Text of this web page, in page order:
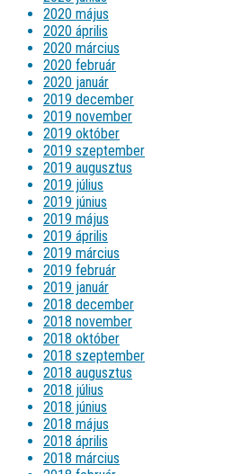
2020 május
2020 április
2020 március
2020 február
2020 január
2019 december
2019 november
2019 október
2019 szeptember
2019 augusztus
2019 július
2019 június
2019 május
2019 április
2019 március
2019 február
2019 január
2018 december
2018 november
2018 október
2018 szeptember
2018 augusztus
2018 július
2018 június
2018 május
2018 április
2018 március